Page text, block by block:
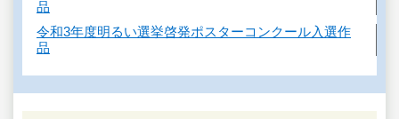
品
令和3年度明るい選挙啓発ポスターコンクール入選作
品